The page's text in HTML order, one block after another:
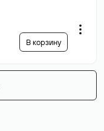
В корзину